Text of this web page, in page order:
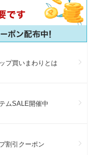
プ買いまわりとは
ムSALE開催中
割引クーポン